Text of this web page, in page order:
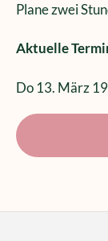
Plane zwei
Aktuelle
Do 13. März